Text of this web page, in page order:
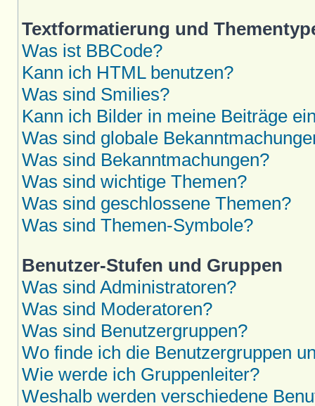
Textformatierung und
Was ist BBCode?
Kann ich HTML benutzen?
Was sind Smilies?
Kann ich Bilder in meine Beiträge
Was sind globale
Was sind Bekanntmachungen?
Was sind wichtige Themen?
Was sind geschlossene Themen?
Was sind Themen-Symbole?
Benutzer-Stufen und Gruppen
Was sind Administratoren?
Was sind Moderatoren?
Was sind Benutzergruppen?
Wo finde ich die Benutzergruppen
Wie werde ich Gruppenleiter?
Weshalb werden verschiedene